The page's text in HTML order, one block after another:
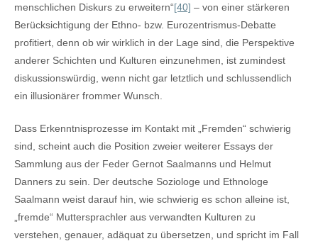
menschlichen Diskurs zu erweitern“[40] – von einer stärkeren
Berücksichtigung der Ethno- bzw. Eurozentrismus-Debatte
profitiert, denn ob wir wirklich in der Lage sind, die Perspektive
anderer Schichten und Kulturen einzunehmen, ist zumindest
diskussionswürdig, wenn nicht gar letztlich und schlussendlich
ein illusionärer frommer Wunsch.
Dass Erkenntnisprozesse im Kontakt mit „Fremden“ schwierig
sind, scheint auch die Position zweier weiterer Essays der
Sammlung aus der Feder Gernot Saalmanns und Helmut
Danners zu sein. Der deutsche Soziologe und Ethnologe
Saalmann weist darauf hin, wie schwierig es schon alleine ist,
„fremde“ Muttersprachler aus verwandten Kulturen zu
verstehen, genauer, adäquat zu übersetzen, und spricht im Fall